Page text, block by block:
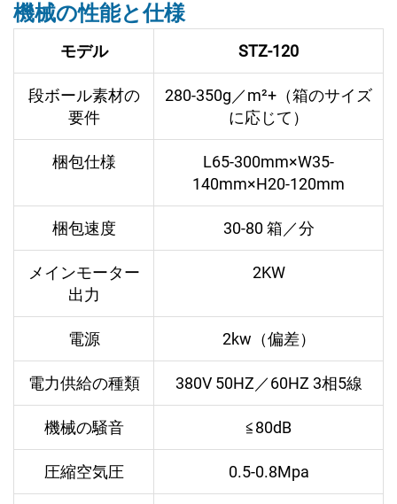
機械の性能と仕様
モデル STZ-120
段ボール素材の
要件
280-350g／m²+（箱のサイズ
に応じて）
梱包仕様
L65-300mm×W35-
140mm×H20-120mm
梱包速度 30-80 箱／分
メインモーター
出力
2KW
電源 2kw（偏差）
電力供給の種類 380V 50HZ／60HZ 3相5線
機械の騒音 ≦80dB
圧縮空気圧 0.5-0.8Mpa